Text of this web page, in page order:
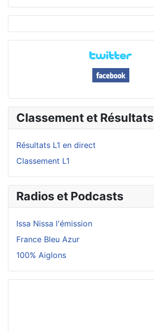
Classement et Résultats
Résultats L1 en direct
Classement L1
Radios et Podcasts
Issa Nissa l'émission
France Bleu Azur
100% Aiglons